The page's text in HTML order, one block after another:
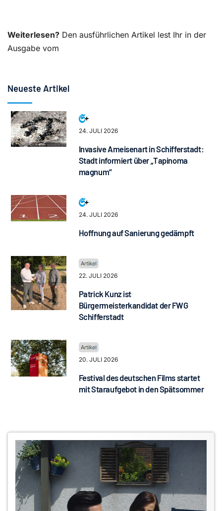
Weiterlesen? Den ausführlichen Artikel lest Ihr in der
Ausgabe vom
Neueste Artikel
24. JULI 2026
Invasive Ameisenart in Schifferstadt:
Stadt informiert über „Tapinoma
magnum“
24. JULI 2026
Hoffnung auf Sanierung gedämpft
22. JULI 2026
Patrick Kunz ist
Bürgermeisterkandidat der FWG
Schifferstadt
20. JULI 2026
Festival des deutschen Films startet
mit Staraufgebot in den Spätsommer